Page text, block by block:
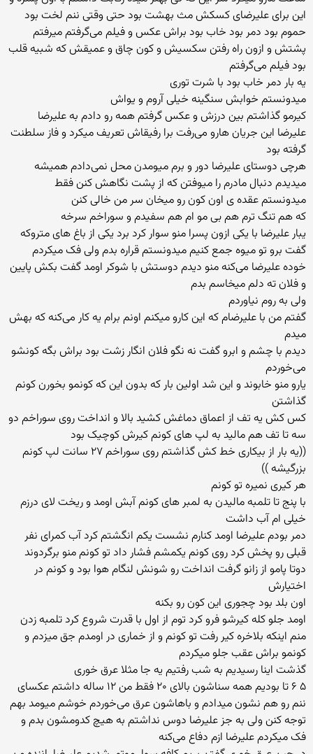
این برای علیرضای کسکش مث بهشت بود حتی وقتی ننم لخت بود
حموم بود دمر بود خاب بود براش عکس و فیلم می‌گرفتم میرفتم
پشتش و ازون راه رفتن سکسیش و کون چاق و عمیقش که شبیه قلب
بود فیلم می‌گرفتم
یه بار دمر خاب بود با شرت توری
میدونستم خوابش سنگینه خیلی آروم و یواش
کیرمو گذاشتم بین درزش و عکس گرفتم همه رو دادم به علیرضا
علیرضا این جریان هارو می‌رفت برا رفیقاش تعریف میکرد و فاز سلطنت
گرفته بود
هرچی دوستای علیرضا دور و برم میومدن محل نمی‌دادم همیشه
میدیدم دنبال مادرم را میوفتن که از پشت نگاهش کنن فقط
میدونستم عقده ی اون کون رو میخان سر من خالی کنن
که هم تنگ ترم هم بی مو ام هم سفیدم و سوراخم سرخه
یبار علیرضا با یکی ازون پسرا منو سوار کرد برد یکی از باغ های متروکه
گفت برو تو میوه جمع کنیم میدونستم قراره بدم ولی فک میکردم
خوده علیرضا می‌کنه منو دیدم دوستش با شوکر اومد گفت بکش پایین
و فلان ته دلم میخاسم بدم
ولی به روم نیاوردم
گفتم من با علیرضام که این کارو میکنم اونم برام یه کار می‌کنه که بهش
میدم
دیدم با چشم و ابرو گفت نه نگو فلان انگار زشت بود براش بگه کونشو
می‌خوردم
یارو منو خابوند و این شد اولین بار که بدون این که کونمو بخورن کونم
گذاشتن
کس کش یه تف از اعماق دماغش کشید بالا و انداخت روی سوراخم دو
سه تا تف هم مالید به لپ های کونم کیرش کوچیک بود
((یه بار از بیکاری خط کش گذاشتم روی سوراخم ۲۷ سانت لپ کونم
بزرگیشه ))
هر کیری نمیره تو کونم
با پنج تا تلمبه مالیدن به لمبر های کونم آبش اومد و ریخت لای درزم
خیلی ام آب داشت
دمر بودم علیرضا اومد کنارم نشست یکم انگشتم کرد آب کمرای نفر
قبلی رو پخش کرد روی کونم یکمشم فشار داد تو کونم منو برگردوند
دوتا پامو از زانو گرفت انداخت رو شونش لنگام هوا بود و کونم در
اختیارش
اون بلد بود چجوری این کون رو بکنه
اومد جلو کله کیرشو فرو کرد توم از اول با قدرت شروع کرد تلمبه زدن
منم اینکه بلاخره کیر رفت تو کونم و از خماری در اومدم جق میزدم و
کونمو براش عقب جلو میکردم
گذشت اینا رسیدیم به شب رفتیم یه جا مثلا عرق خوری
۵ ۶ تا بودیم همه سناشون بالای ۲۰ فقط من ۱۲ ساله داشتم عکسای
ننم رو هم نشون میدادم و باهاشون عرق می‌خوردم خوشم میومد بهم
توجه کنن ولی به جز علیرضا دوس نداشتم به هیچ کدومشون بدم و
فک میکردم علیرضا ازم دفاع می‌کنه